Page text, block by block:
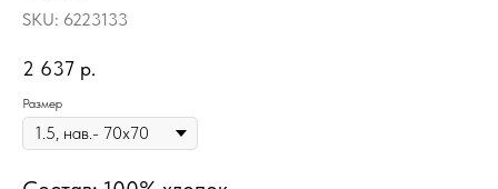
SKU: 6223133
2 637 р.
Размер